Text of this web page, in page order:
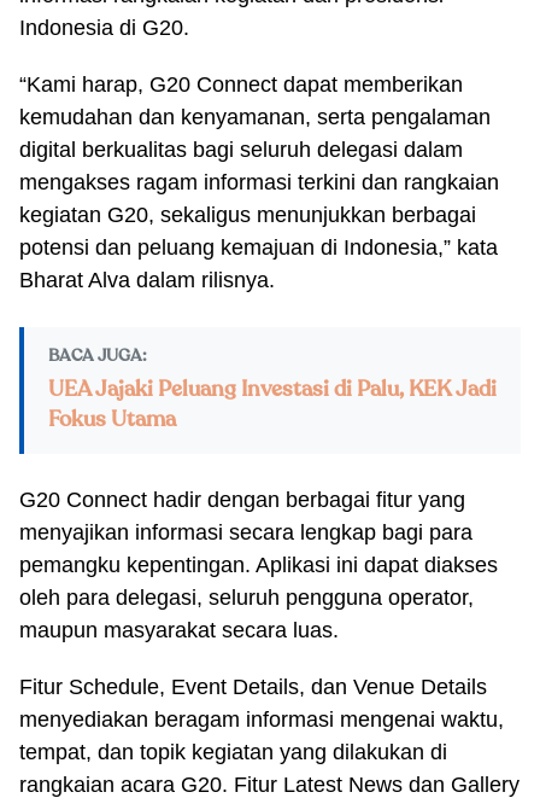
Indonesia di G20.
“Kami harap, G20 Connect dapat memberikan
kemudahan dan kenyamanan, serta pengalaman
digital berkualitas bagi seluruh delegasi dalam
mengakses ragam informasi terkini dan rangkaian
kegiatan G20, sekaligus menunjukkan berbagai
potensi dan peluang kemajuan di Indonesia,” kata
Bharat Alva dalam rilisnya.
BACA JUGA:
UEA Jajaki Peluang Investasi di Palu, KEK Jadi
Fokus Utama
G20 Connect hadir dengan berbagai fitur yang
menyajikan informasi secara lengkap bagi para
pemangku kepentingan. Aplikasi ini dapat diakses
oleh para delegasi, seluruh pengguna operator,
maupun masyarakat secara luas.
Fitur Schedule, Event Details, dan Venue Details
menyediakan beragam informasi mengenai waktu,
tempat, dan topik kegiatan yang dilakukan di
rangkaian acara G20. Fitur Latest News dan Gallery